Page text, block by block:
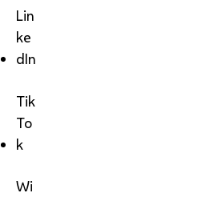
Lin
ke
dIn
Tik
To
k
Wi